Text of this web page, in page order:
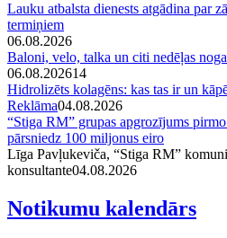
Lauku atbalsta dienests atgādina par
termiņiem
06.08.2026
Baloni, velo, talka un citi nedēļas
06.08.202614
Hidrolizēts kolagēns: kas tas ir un
Reklāma04.08.2026
“Stiga RM” grupas apgrozījums
pārsniedz 100 miljonus eiro
Līga Pavļukeviča, “Stiga RM”
konsultante04.08.2026
Notikumu kalendārs